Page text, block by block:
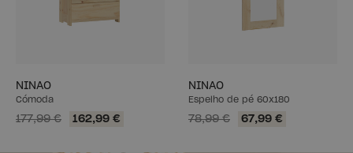
NINAO
Cómoda
177,99 € 162,99 €
NINAO
Espelho de pé 60x180
78,99 € 67,99 €